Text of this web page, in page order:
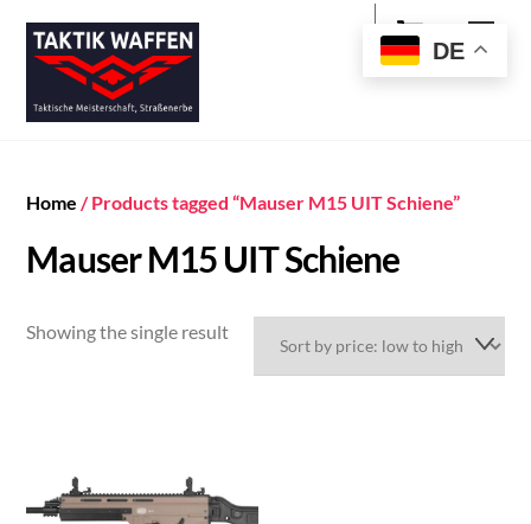
content
Cart
Home / Products tagged “Mauser M15 UIT Schiene”
Mauser M15 UIT Schiene
Showing the single result
DE